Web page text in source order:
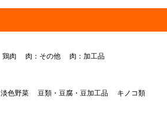
鶏肉 肉：その他 肉：加工品
淡色野菜 豆類・豆腐・豆加工品
キノコ類